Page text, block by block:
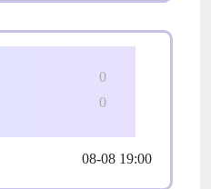
0
0
08-08 19:00